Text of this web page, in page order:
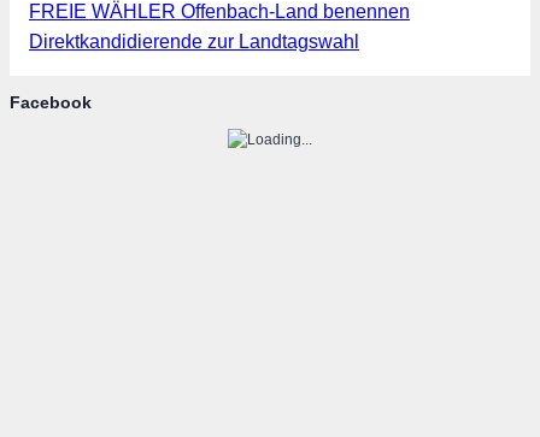
FREIE WÄHLER Offenbach-Land benennen
Direktkandidierende zur Landtagswahl
Facebook